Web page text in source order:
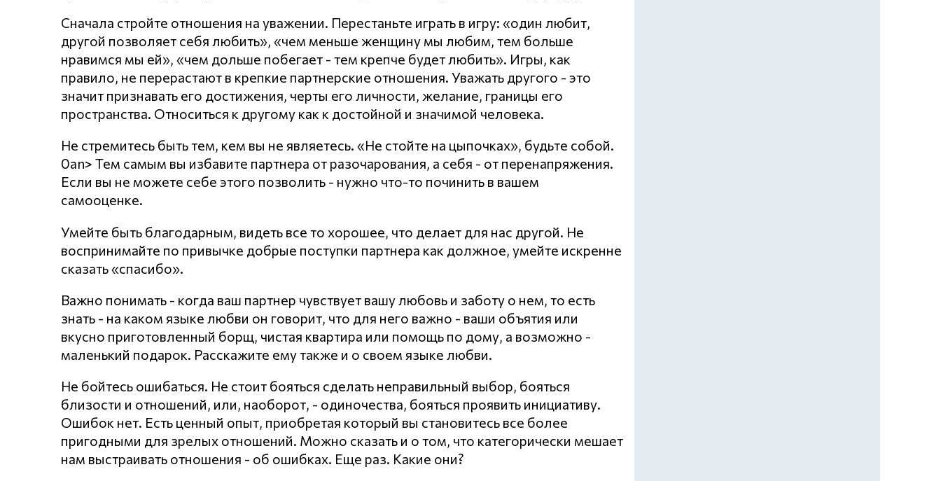
Сначала стройте отношения на уважении. Перестаньте играть в игру: «один любит,
другой позволяет себя любить», «чем меньше женщину мы любим, тем больше
нравимся мы ей», «чем дольше побегает - тем крепче будет любить». Игры, как
правило, не перерастают в крепкие партнерские отношения. Уважать другого - это
значит признавать его достижения, черты его личности, желание, границы его
пространства. Относиться к другому как к достойной и значимой человека.
Не стремитесь быть тем, кем вы не являетесь. «Не стойте на цыпочках», будьте собой.
0an> Тем самым вы избавите партнера от разочарования, а себя - от перенапряжения.
Если вы не можете себе этого позволить - нужно что-то починить в вашем
самооценке.
Умейте быть благодарным, видеть все то хорошее, что делает для нас другой. Не
воспринимайте по привычке добрые поступки партнера как должное, умейте искренне
сказать «спасибо».
Важно понимать - когда ваш партнер чувствует вашу любовь и заботу о нем, то есть
знать - на каком языке любви он говорит, что для него важно - ваши объятия или
вкусно приготовленный борщ, чистая квартира или помощь по дому, а возможно -
маленький подарок. Расскажите ему также и о своем языке любви.
Не бойтесь ошибаться. Не стоит бояться сделать неправильный выбор, бояться
близости и отношений, или, наоборот, - одиночества, бояться проявить инициативу.
Ошибок нет. Есть ценный опыт, приобретая который вы становитесь все более
пригодными для зрелых отношений. Можно сказать и о том, что категорически мешает
нам выстраивать отношения - об ошибках. Еще раз. Какие они?